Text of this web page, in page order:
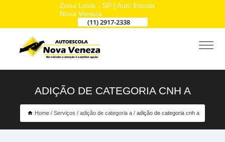
Zona Leste - SP | Auto Escola
Nova Veneza
(11) 2917-2338
ADIÇÃO DE CATEGORIA CNH A
Home Serviços adição de categoria a adição de categoria cnh a